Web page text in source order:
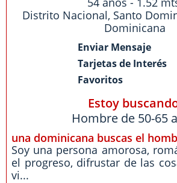
Distrito Nacional, Santo
Dominicana
Enviar Mensaje
Tarjetas de Interés
Favoritos
Estoy
Hombre de 50-65
una dominicana buscas el
Soy una persona amorosa,
el progreso, difrustar de las
vi...